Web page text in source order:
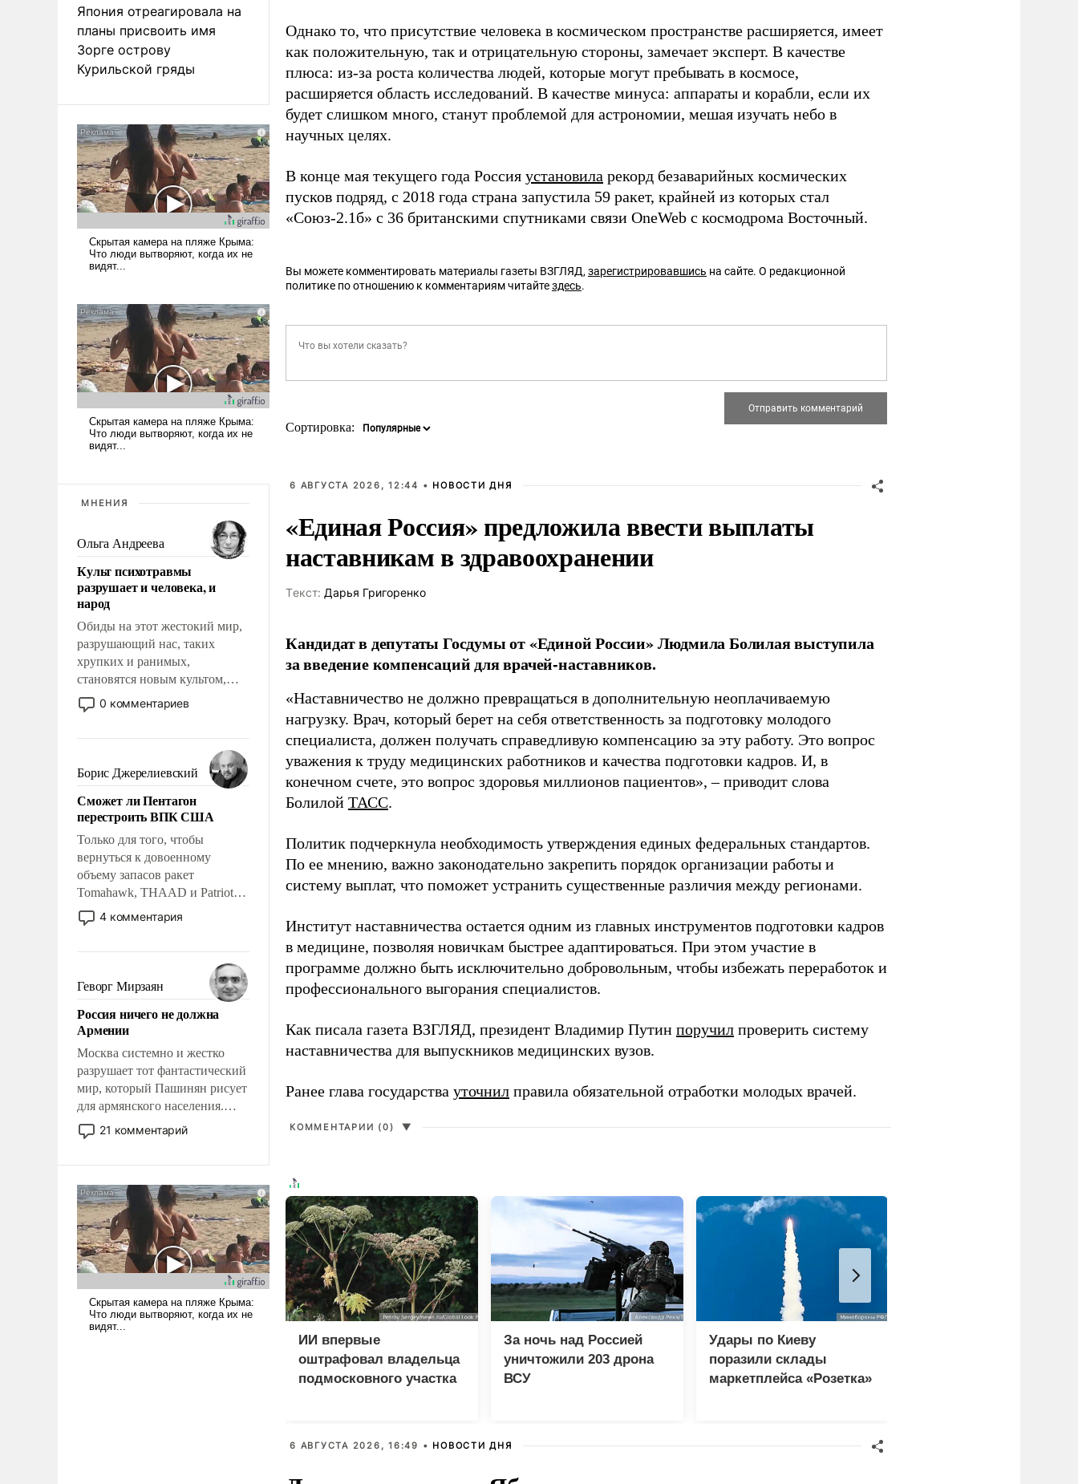
Япония отреагировала на
планы присвоить имя
Зорге острову
Курильской гряды
МНЕНИЯ
Ольга Андреева
Культ психотравмы
разрушает и человека, и
народ
Обиды на этот жестокий мир,
разрушающий нас, таких
хрупких и ранимых,
становятся новым культом,
постепенно вытесняя и
отменяя традиционное
мужественным и твердым под
ударами судьбы, брать на себя
ответственность, помогать
слабым, идти вперед и
адаптироваться.
0 комментариев
Борис Джерелиевский
Сможет ли Пентагон
перестроить ВПК США
Только для того, чтобы
вернуться к довоенному
объему запасов ракет
Tomahawk, THAAD и Patriot
США потребуется более трех
лет. Даже небольшая война с
Сложившаяся ситуация
означает многолетний период
уязвимости США, например,
перед Китаем.
4 комментария
Геворг Мирзаян
Россия ничего не должна
Армении
Москва системно и жестко
разрушает тот фантастический
мир, который Пашинян рисует
для армянского населения.
Мир, где политические
прожекты будут безусловно
налогоплательщиков и где
Еревану за свои поступки не
нужно отвечать.
21 комментарий
Однако то, что присутствие человека в космическом пространстве расширяется, имеет
как положительную, так и отрицательную стороны, замечает эксперт. В качестве
плюса: из-за роста количества людей, которые могут пребывать в космосе,
расширяется область исследований. В качестве минуса: аппараты и корабли, если их
будет слишком много, станут проблемой для астрономии, мешая изучать небо в
научных целях.
В конце мая текущего года Россия установила рекорд безаварийных космических
пусков подряд, с 2018 года страна запустила 59 ракет, крайней из которых стал
«Союз-2.1б» с 36 британскими спутниками связи OneWeb с космодрома Восточный.
Вы можете комментировать материалы газеты ВЗГЛЯД,зарегистрировавшись на сайте. О редакционной
политике по отношению к комментариям читайтездесь.
Сортировка:
6 АВГУСТА 2026, 12:44 • НОВОСТИ ДНЯ
«Единая Россия» предложила ввести выплаты
наставникам в здравоохранении
Tекст: Дарья Григоренко
Кандидат в депутаты Госдумы от «Единой России» Людмила Болилая выступила
за введение компенсаций для врачей-наставников.
«Наставничество не должно превращаться в дополнительную неоплачиваемую
нагрузку. Врач, который берет на себя ответственность за подготовку молодого
специалиста, должен получать справедливую компенсацию за эту работу. Это вопрос
уважения к труду медицинских работников и качества подготовки кадров. И, в
конечном счете, это вопрос здоровья миллионов пациентов», – приводит слова
Болилой ТАСС.
Политик подчеркнула необходимость утверждения единых федеральных стандартов.
По ее мнению, важно законодательно закрепить порядок организации работы и
систему выплат, что поможет устранить существенные различия между регионами.
Институт наставничества остается одним из главных инструментов подготовки кадров
в медицине, позволяя новичкам быстрее адаптироваться. При этом участие в
программе должно быть исключительно добровольным, чтобы избежать переработок и
профессионального выгорания специалистов.
Как писала газета ВЗГЛЯД, президент Владимир Путин поручил проверить систему
наставничества для выпускников медицинских вузов.
Ранее глава государства уточнил правила обязательной отработки молодых врачей.
КОММЕНТАРИИ (0) ▼
ИИ впервые
оштрафовал владельца
подмосковного участка
За ночь над Россией
уничтожили 203 дрона
ВСУ
Удары по Киеву
поразили склады
маркетплейса «Розетка»
6 АВГУСТА 2026, 16:49 • НОВОСТИ ДНЯ